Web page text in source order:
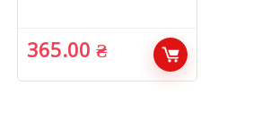
365.00₴